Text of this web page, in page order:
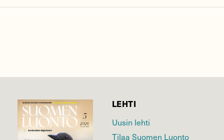
LEHTI
Uusin lehti
Tilaa Suomen Luonto